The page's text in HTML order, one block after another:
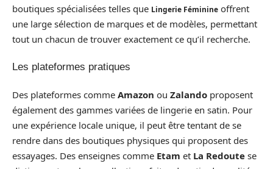
boutiques spécialisées telles que Lingerie Féminine offrent
une large sélection de marques et de modèles, permettant
tout un chacun de trouver exactement ce qu’il recherche.
Les plateformes pratiques
Des plateformes comme Amazon ou Zalando proposent
également des gammes variées de lingerie en satin. Pour
une expérience locale unique, il peut être tentant de se
rendre dans des boutiques physiques qui proposent des
essayages. Des enseignes comme Etam et La Redoute se